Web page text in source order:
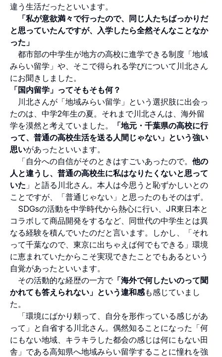
違う生活だったといいます。
「私が意欲満々で行ったので、同じ人たちばっかりだ
と思っていたんですが、入学したら全然そんなことなか
った」
都市部の中学生が地方の高校に進学できる制度「地域
みらい留学」や、そこで得られる学びについて川北さん
にお聞きしました。
「国内留学」ってそもそも何？
川北さんが「地域みらい留学」という選択肢に出会っ
たのは、中学2年生の夏。それまで川北さんは、海外留
学を漠然と考えていました。
「地元・千葉県の高校に行
って、普通の高校生活を送る人間じゃない」という強い
思いがあったといいます。
「自分への自信がそのときはすごいあったので。 他の
人と違うし、普通の高校生に私はなりたくないと思って
いた 」と語る川北さん。本人は今思うと恥ずかしいとの
ことですが、「普通じゃない」と思ったのもそのはず。
SDGsの活動を中学時代から熱心に行い、JR東日本と
コラボして商品開発をするなど、同世代の中学生とは異
なる経験を積んでいたのだと言います。しかし、「それ
って千葉なので、東京に出ちゃえば何でもできる」環境
に恵まれていたからこそ実現できたことでもあるという
自覚があったといいます。
その活動的な経歴の一方で「海外で何したいのって聞
かれても答えられない」という違和感も感じていまし
た。
「環境にばかり頼って、自分を形作っている感じがあ
って」と自省する川北さん。偶然知ることになった「何
にもない地域、キラキラした都会の感じは何にもない田
舎」である高知県へ地域みらい留学することに憧れを強